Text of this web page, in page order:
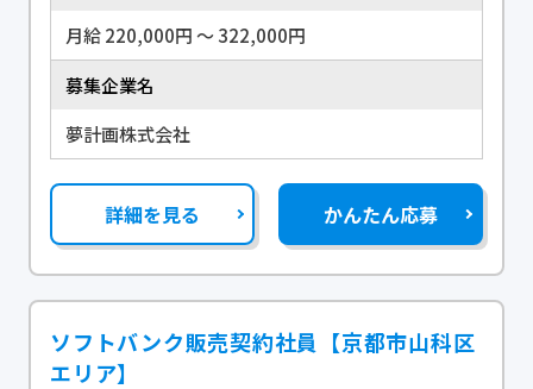
月給 220,000円 〜 322,000円
募集企業名
夢計画株式会社
詳細を見る かんたん応募
ソフトバンク販売契約社員【京都市山科区
エリア】